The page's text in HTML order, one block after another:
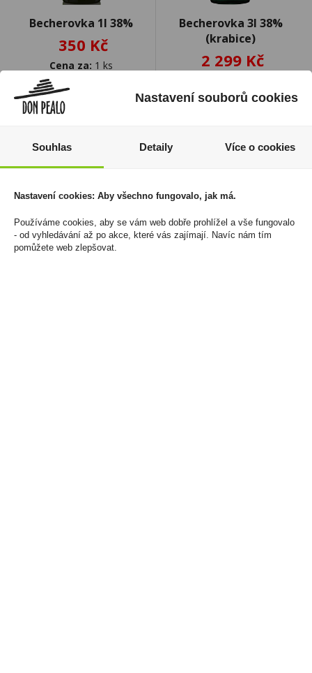
Becherovka 1l 38%
350 Kč
Cena za: 1 ks
Skladem:
Becherovka 3l 38%
(krabice)
2 299 Kč
Skladem:do 5 ks
Nastavení souborů cookies
Souhlas Detaily Více o cookies
Nastavení cookies: Aby všechno fungovalo, jak má.
Používáme cookies, aby se vám web dobře prohlížel a vše fungovalo
- od vyhledávání až po akce, které vás zajímají. Navíc nám tím
pomůžete web zlepšovat.